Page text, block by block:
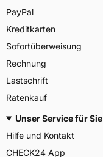
PayPal
Kreditkarten
Sofortüberweisung
Rechnung
Lastschrift
Ratenkauf
Unser Service für Sie
Hilfe und Kontakt
CHECK24 App